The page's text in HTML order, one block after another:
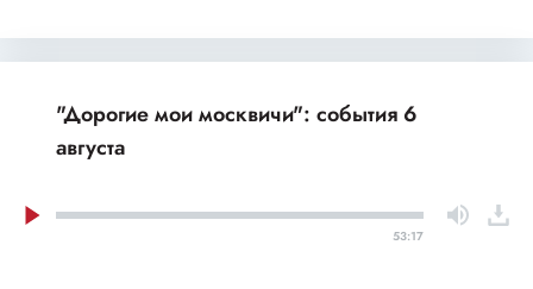
"Дорогие мои москвичи": события 6
августа
53:17